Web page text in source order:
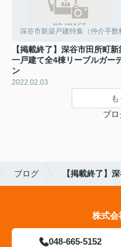
深谷市新築戸建特集（仲介手数
【掲載終了】深谷市田所町新
一戸建て全4棟リーブルガー
ン
2022.02.03
ブ
ブログ 【掲載終了】
株式会
048-665-5152